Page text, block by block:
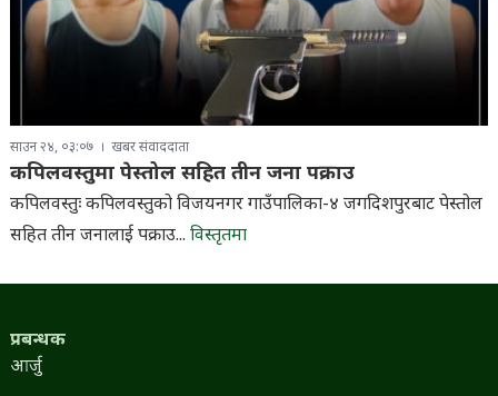
साउन २४, ०३:०७ खबर संवाददाता
कपिलवस्तुमा पेस्तोल सहित तीन जना पक्राउ
कपिलवस्तुः कपिलवस्तुको विजयनगर गाउँपालिका-४ जगदिशपुरबाट पेस्तोल
सहित तीन जनालाई पक्राउ... विस्तृतमा
प्रबन्धक
आर्जु